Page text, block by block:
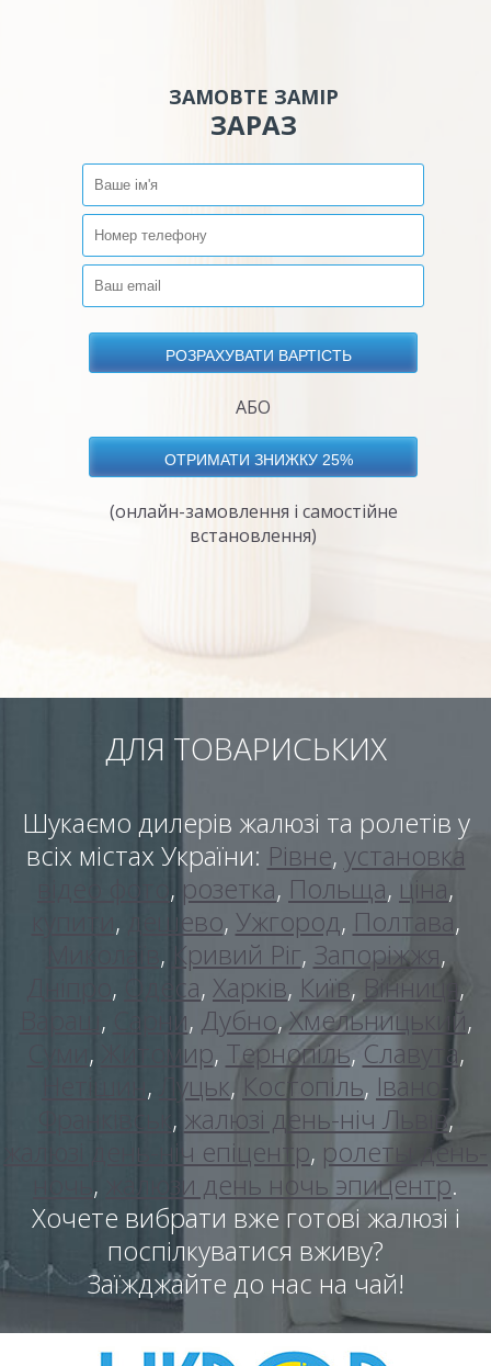
ЗАМОВТЕ ЗАМІР
ЗАРАЗ
АБО
(онлайн-замовлення і самостійне
встановлення)
ДЛЯ ТОВАРИСЬКИХ
Шукаємо дилерів жалюзі та ролетів у
всіх містах України: Рівне, установка
відео фото , розетка, Польща, ціна,
, дешево, Ужгород, Полтава,
, Кривий Ріг, Запоріжжя,
, Одеса, Харків, Київ, Вінниця,
, Сарни, Дубно, Хмельницький,
, Житомир, Тернопіль, Славута,
Нетішин , Луцьк, Костопіль, Івано-
, жалюзі день-ніч Львів,
жалюзі день-ніч епіцентр, ролеты день-
, жалюзи день ночь эпицентр.
Хочете вибрати вже готові жалюзі і
поспілкуватися вживу?
Заїжджайте до нас на чай!